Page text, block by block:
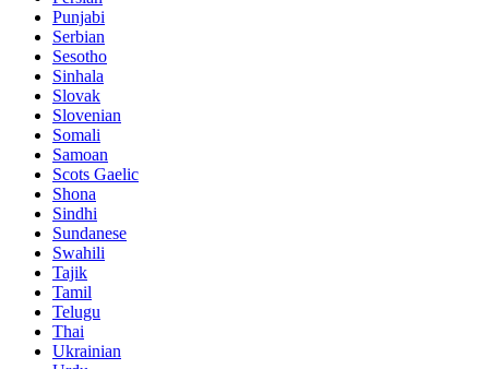
Punjabi
Serbian
Sesotho
Sinhala
Slovak
Slovenian
Somali
Samoan
Scots Gaelic
Shona
Sindhi
Sundanese
Swahili
Tajik
Tamil
Telugu
Thai
Ukrainian